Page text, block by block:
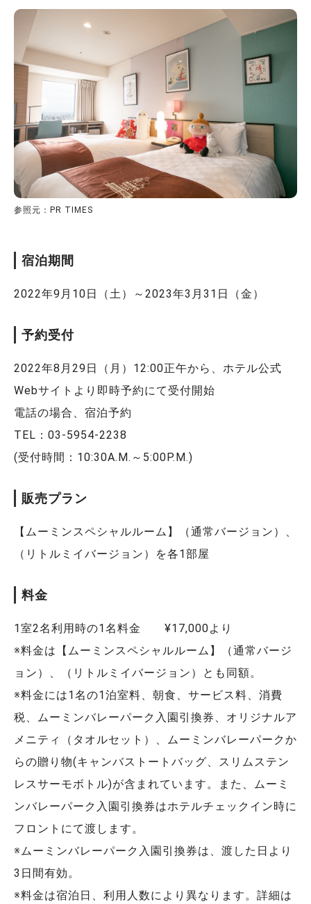
参照元：PR TIMES
宿泊期間
2022年9月10日（土）～2023年3月31日（金）
予約受付
2022年8月29日（月）12:00正午から、ホテル公式
Webサイトより即時予約にて受付開始
電話の場合、宿泊予約
TEL：03-5954-2238
(受付時間：10:30A.M.～5:00P.M.)
販売プラン
【ムーミンスペシャルルーム】（通常バージョン）、
（リトルミイバージョン）を各1部屋
料金
1室2名利用時の1名料金 ¥17,000より
※料金は【ムーミンスペシャルルーム】（通常バージ
ョン）、（リトルミイバージョン）とも同額。
※料金には1名の1泊室料、朝食、サービス料、消費
税、ムーミンバレーパーク入園引換券、オリジナルア
メニティ（タオルセット）、ムーミンバレーパークか
らの贈り物(キャンバストートバッグ、スリムステン
レスサーモボトル)が含まれています。また、ムーミ
ンバレーパーク入園引換券はホテルチェックイン時に
フロントにて渡します。
※ムーミンバレーパーク入園引換券は、渡した日より
3日間有効。
※料金は宿泊日、利用人数により異なります。詳細は